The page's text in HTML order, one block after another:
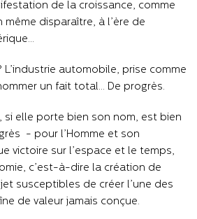
de la croissance, comme
disparaître, à l’ère de
L’industrie automobile, prise comme
un fait total… De progrès.
si elle porte bien son nom, est bien
- pour l’Homme et son
victoire sur l’espace et le temps,
c’est-à-dire la création de
susceptibles de créer l’une des
de valeur jamais conçue.